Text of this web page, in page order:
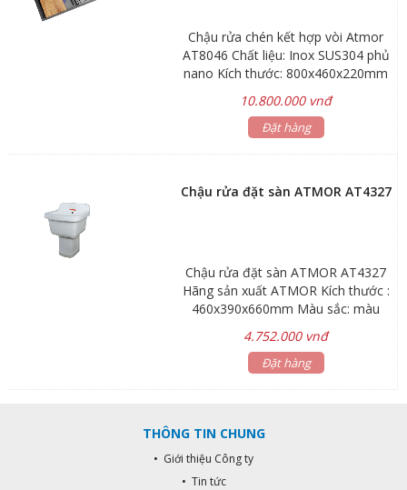
Chậu rửa chén kết hợp vòi Atmor
AT8046 Chất liệu: Inox SUS304 phủ
nano Kích thước: 800x460x220mm
hành: chậu rửa 3 năm, phụ kiện 1
năm Hãng sản xuất: ATMOR Mã
10.800.000 vnđ
Đặt hàng
Chậu rửa đặt sàn ATMOR AT4327
Chậu rửa đặt sàn ATMOR AT4327
Hãng sản xuất ATMOR Kích thước :
460x390x660mm Màu sắc: màu
vòi nước và bộ xả Bảo hành: men
sứ 5 năm Bề mặt men sứ chống
HEIMSOTH- Germany. Thiết kế
sang trọng và hiện đại. Men sứ bảo
4.752.000 vnđ
Đặt hàng
THÔNG TIN CHUNG
• Giới thiệu Công ty
• Tin tức